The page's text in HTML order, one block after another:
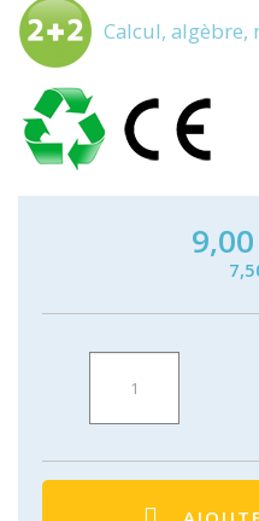
Calcul, algèbre,